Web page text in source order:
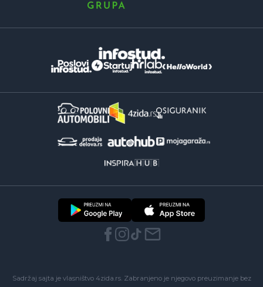
Sadržaj sajta je vlasništvo 4zida.rs. Zabranjeno je njegovo preuzimanje bez